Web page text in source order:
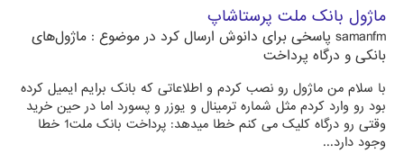
ماژول بانک ملت پرستاشاپ
samanfm پاسخی برای دانوش ارسال کرد در موضوع : ماژول‌های
بانکی و درگاه پرداخت
با سلام من ماژول رو نصب کردم و اطلاعاتی که بانک برایم ایمیل کرده
بود رو وارد کردم مثل شماره ترمینال و یوزر و پسورد اما در حین خرید
وقتی رو درگاه کلیک می کنم خطا میدهد: پرداخت بانک ملت1 خطا
وجود دارد...